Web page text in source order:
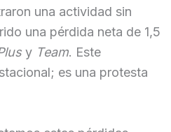
una actividad sin
una pérdida neta de 1,5
y Team. Este
es una protesta